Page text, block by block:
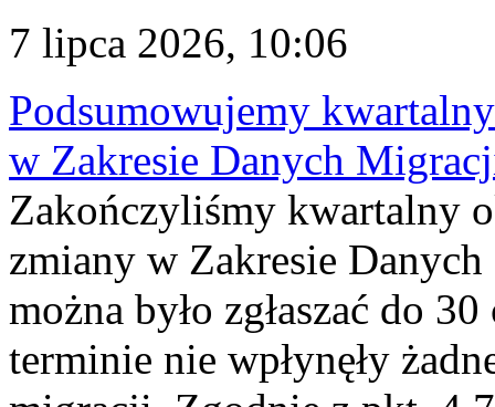
7 lipca 2026, 10:06
Podsumowujemy
w Zakresie Danych
Zakończyliśmy kwartalny
zmiany w Zakresie
można było zgłaszać do
terminie nie wpłynęły